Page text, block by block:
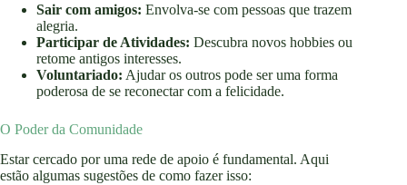
Sair com amigos: Envolva-se com pessoas que trazem
alegria.
Participar de Atividades: Descubra novos hobbies ou
retome antigos interesses.
Voluntariado: Ajudar os outros pode ser uma forma
poderosa de se reconectar com a felicidade.
O Poder da Comunidade
Estar cercado por uma rede de apoio é fundamental. Aqui
estão algumas sugestões de como fazer isso: